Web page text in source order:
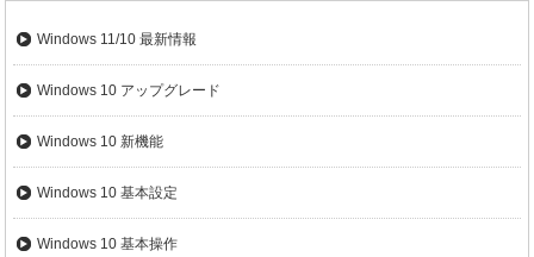
Windows 11/10 最新情報
Windows 10 アップグレード
Windows 10 新機能
Windows 10 基本設定
Windows 10 基本操作